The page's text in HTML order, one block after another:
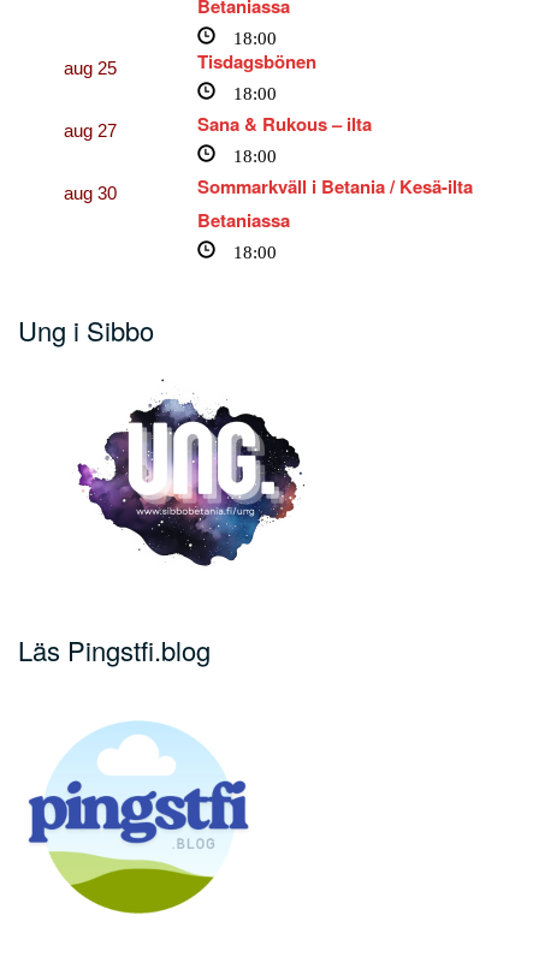
Betaniassa
18:00
aug 25 Tisdagsbönen
18:00
aug 27 Sana & Rukous – ilta
18:00
aug 30
Sommarkväll i Betania / Kesä-ilta
Betaniassa
18:00
Ung i Sibbo
Läs Pingstfi.blog